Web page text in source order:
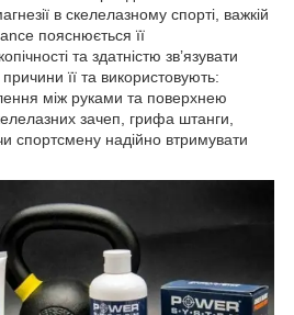
в скелелазному спорті, важкій
пояснюється її
та здатністю зв’язувати
її та використовують:
між руками та поверхнею
зачеп, грифа штанги,
спортсмену надійно втримувати